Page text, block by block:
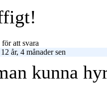
att svara
12 år, 4 månader sen
kunna